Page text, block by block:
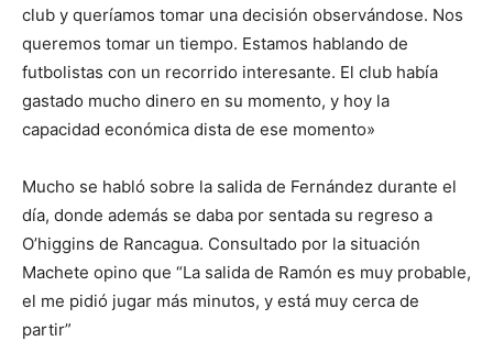
club y queríamos tomar una decisión observándose. Nos
queremos tomar un tiempo. Estamos hablando de
futbolistas con un recorrido interesante. El club había
gastado mucho dinero en su momento, y hoy la
capacidad económica dista de ese momento»
Mucho se habló sobre la salida de Fernández durante el
día, donde además se daba por sentada su regreso a
O’higgins de Rancagua. Consultado por la situación
Machete opino que “La salida de Ramón es muy probable,
el me pidió jugar más minutos, y está muy cerca de
partir”